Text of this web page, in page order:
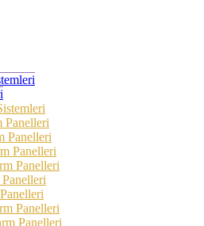
Panelleri
Panelleri
Panelleri
Panelleri